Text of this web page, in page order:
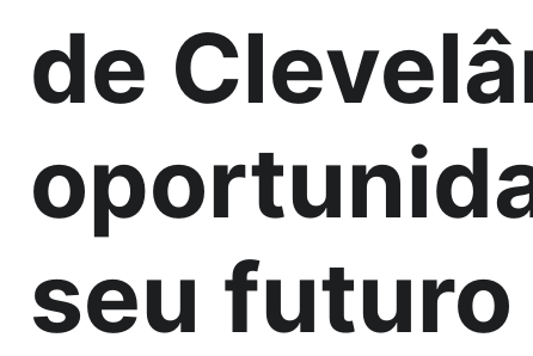
de
seu futuro